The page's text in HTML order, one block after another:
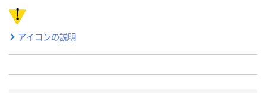
アイコンの説明